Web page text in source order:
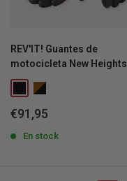
REV'IT! Guantes de
motocicleta New Heights
Precio
venta
€91,95
En stock